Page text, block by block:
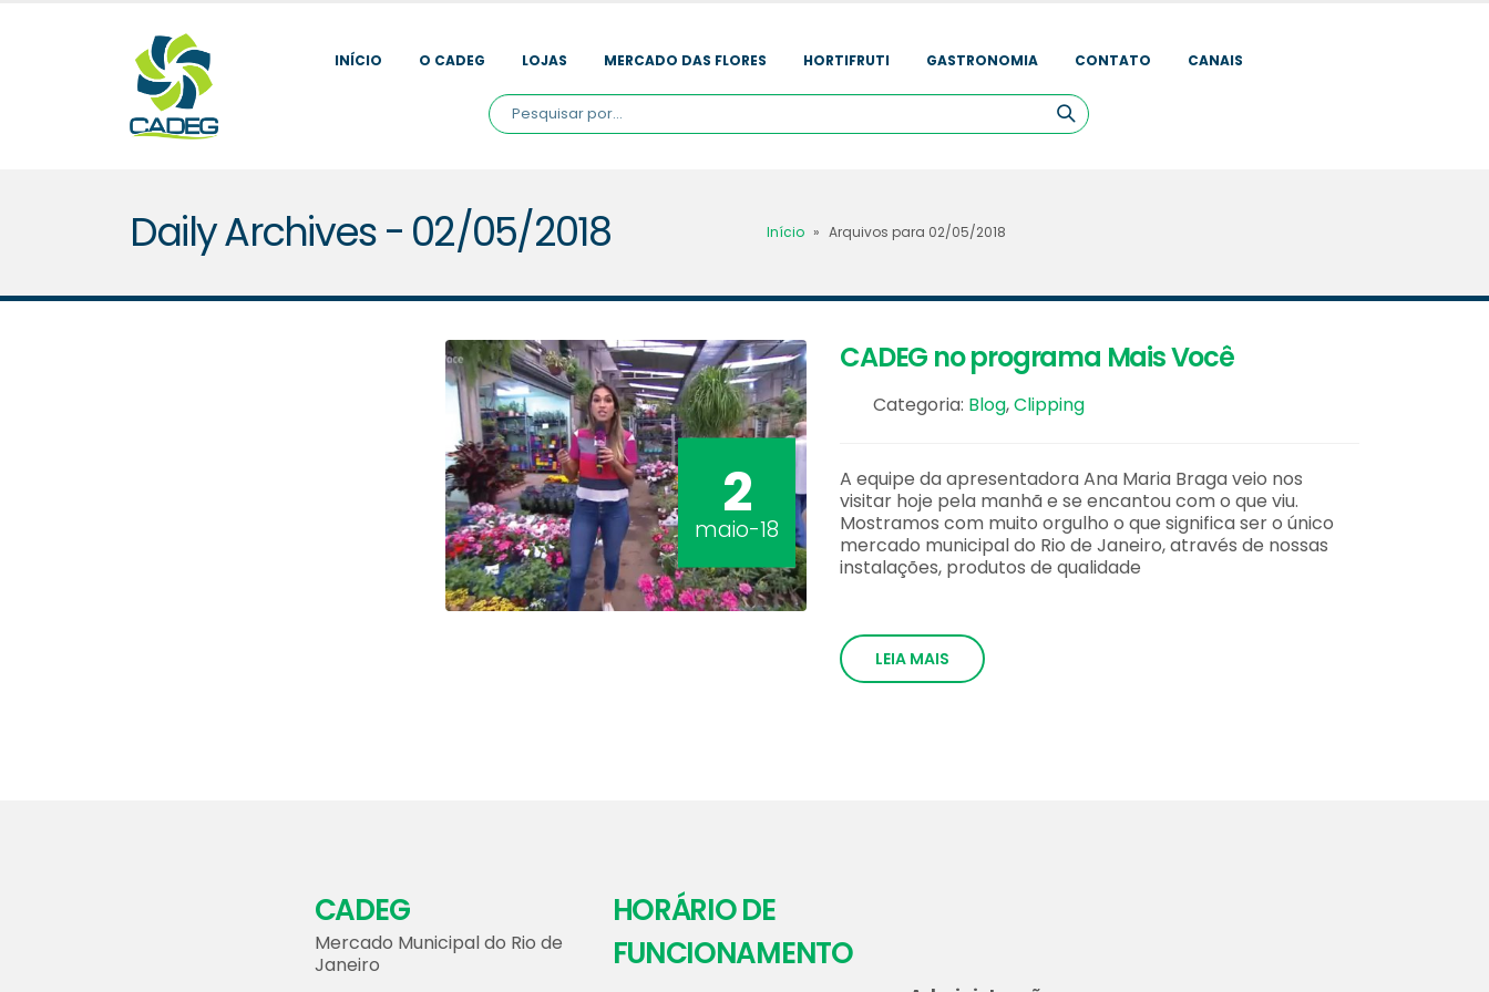
INÍCIO O CADEG LOJAS MERCADO DAS FLORES HORTIFRUTI GASTRONOMIA CONTATO CANAIS
Daily Archives - 02/05/2018 Início » Arquivos para 02/05/2018
2
maio-18
CADEG no programa Mais Você
Categoria: Blog,Clipping
A equipe da apresentadora Ana Maria Braga veio nos
visitar hoje pela manhã e se encantou com o que viu.
Mostramos com muito orgulho o que significa ser o único
mercado municipal do Rio de Janeiro, através de nossas
instalações, produtos de qualidade
LEIA MAIS
CADEG
Mercado Municipal do Rio de
Janeiro
HORÁRIO DE
FUNCIONAMENTO